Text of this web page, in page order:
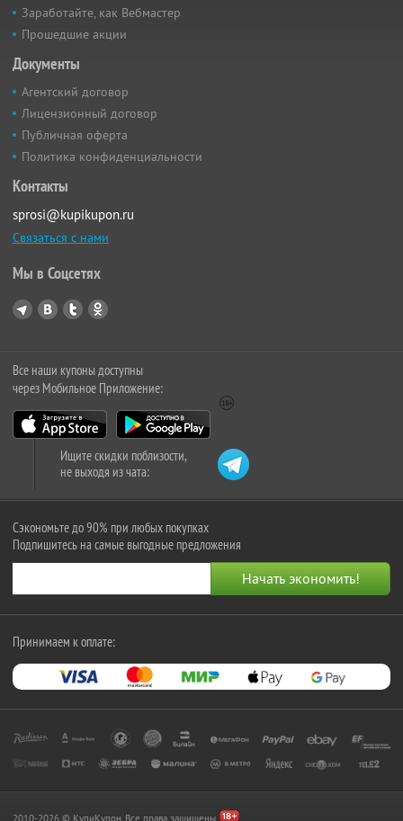
Заработайте, как Вебмастер
Прошедшие акции
Документы
Агентский договор
Лицензионный договор
Публичная оферта
Политика конфиденциальности
Контакты
sprosi@kupikupon.ru
Связаться с нами
Мы в Соцсетях
Все наши купоны доступны
через Мобильное Приложение:
Ищите скидки поблизости,
не выходя из чата:
Сэкономьте до 90% при любых покупках
Подпишитесь на самые выгодные предложения
Принимаем к оплате: